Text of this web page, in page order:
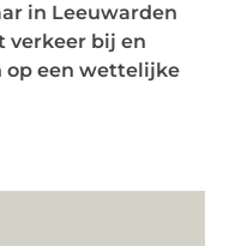
in Leeuwarden
verkeer bij en
een wettelijke